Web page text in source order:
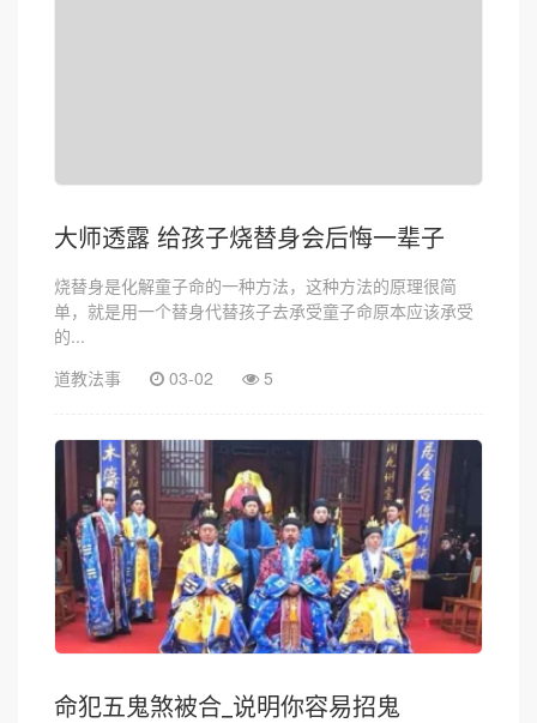
大师透露 给孩子烧替身会后悔一辈子
烧替身是化解童子命的一种方法，这种方法的原理很简
单，就是用一个替身代替孩子去承受童子命原本应该承受
的...
道教法事
03-02 5
命犯五鬼煞被合_说明你容易招鬼